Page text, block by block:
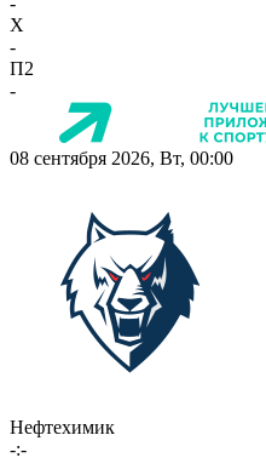
X
-
П2
-
08 сентября 2026, Вт, 00:00
Нефтехимик
-:-